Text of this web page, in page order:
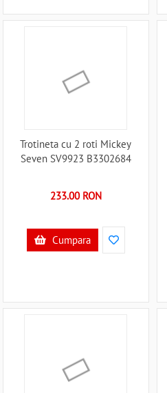
Trotineta cu 2 roti Mickey
Seven SV9923 B3302684
233.00 RON
Cumpara